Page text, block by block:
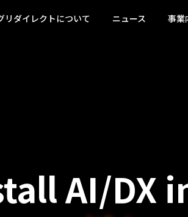
リダイレクトについて ニュース 事業
AI/DX